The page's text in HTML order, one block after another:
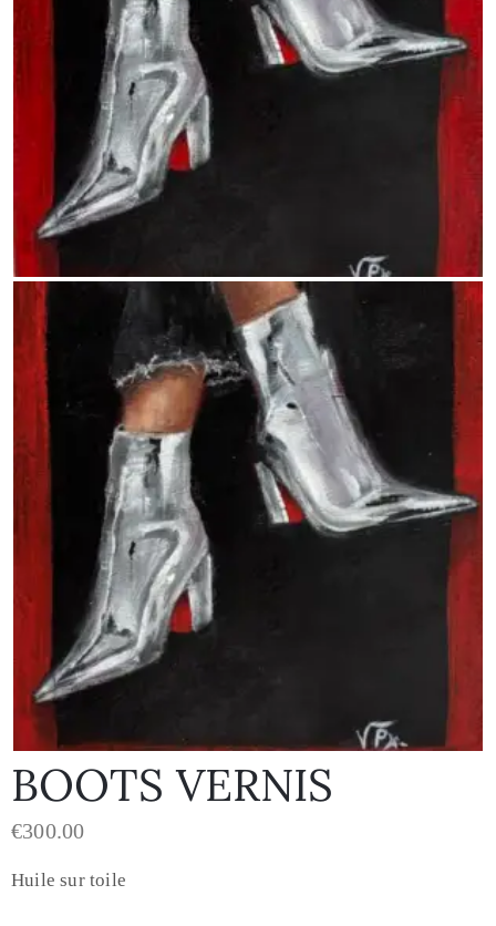
BOOTS VERNIS
€300.00
Huile sur toile